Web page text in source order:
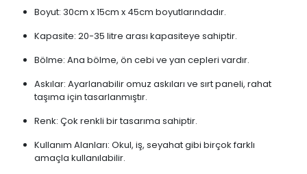
Boyut: 30cm x 15cm x 45cm boyutlarındadır.
Kapasite: 20-35 litre arası kapasiteye sahiptir.
Bölme: Ana bölme, ön cebi ve yan cepleri vardır.
Askılar: Ayarlanabilir omuz askıları ve sırt paneli, rahat
taşıma için tasarlanmıştır.
Renk: Çok renkli bir tasarıma sahiptir.
Kullanım Alanları: Okul, iş, seyahat gibi birçok farklı
amaçla kullanılabilir.